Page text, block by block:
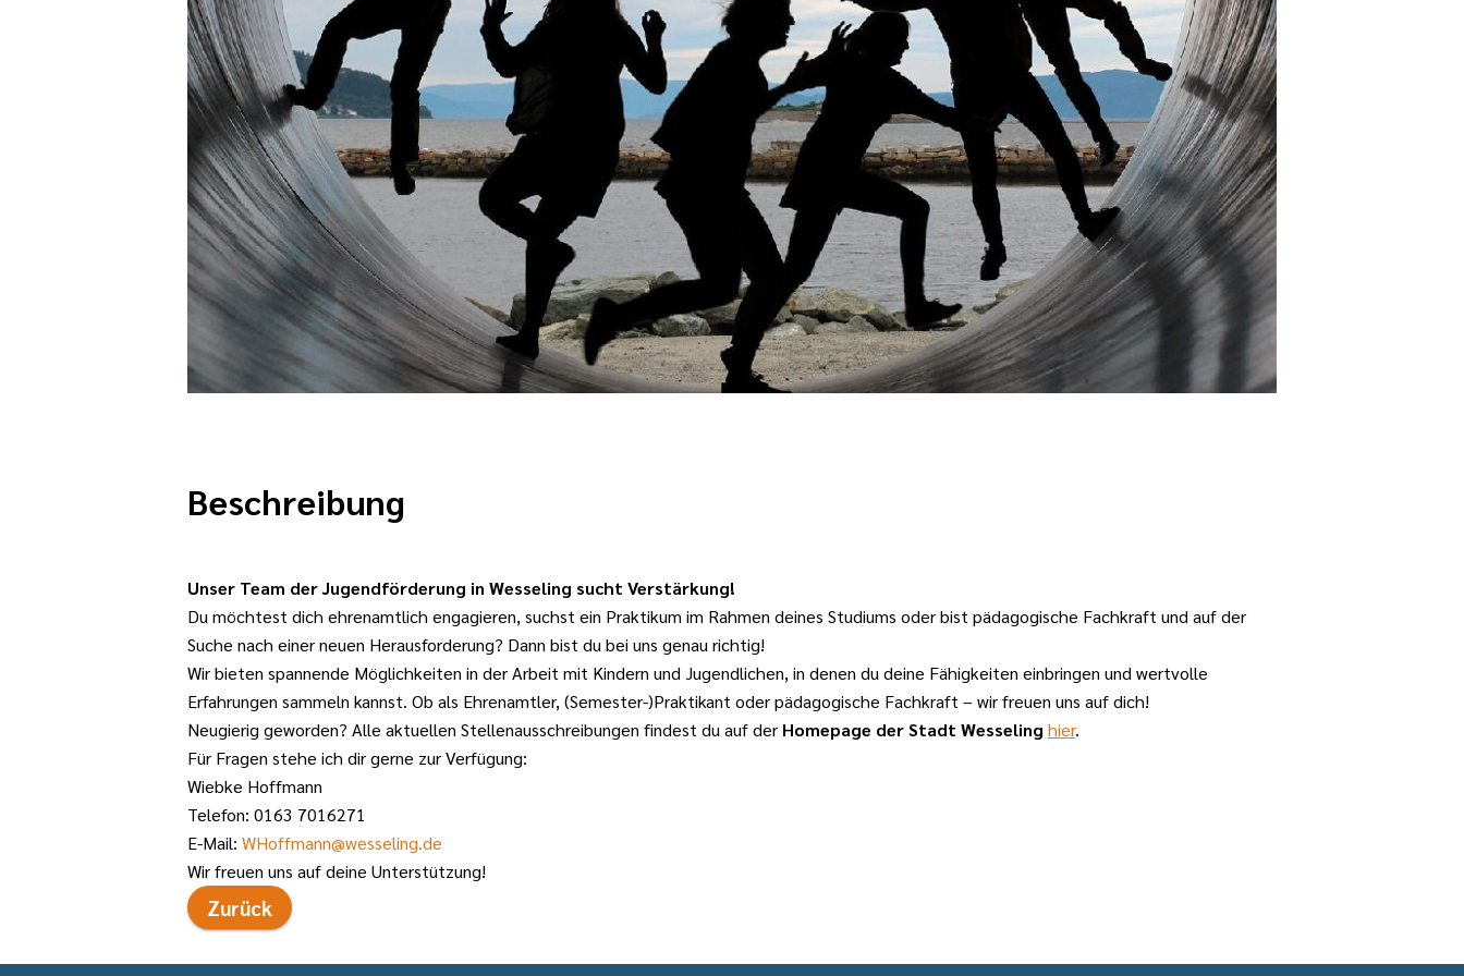
Beschreibung
Unser Team der Jugendförderung in Wesseling sucht Verstärkung!
Du möchtest dich ehrenamtlich engagieren, suchst ein Praktikum im Rahmen deines Studiums oder bist pädagogische Fachkraft und auf der
Suche nach einer neuen Herausforderung? Dann bist du bei uns genau richtig!
Wir bieten spannende Möglichkeiten in der Arbeit mit Kindern und Jugendlichen, in denen du deine Fähigkeiten einbringen und wertvolle
Erfahrungen sammeln kannst. Ob als Ehrenamtler, (Semester-)Praktikant oder pädagogische Fachkraft – wir freuen uns auf dich!
Neugierig geworden? Alle aktuellen Stellenausschreibungen findest du auf der Homepage der Stadt Wesseling hier.
Für Fragen stehe ich dir gerne zur Verfügung:
Wiebke Hoffmann
Telefon: 0163 7016271
E-Mail: WHoffmann@wesseling.de
Wir freuen uns auf deine Unterstützung!
Zurück